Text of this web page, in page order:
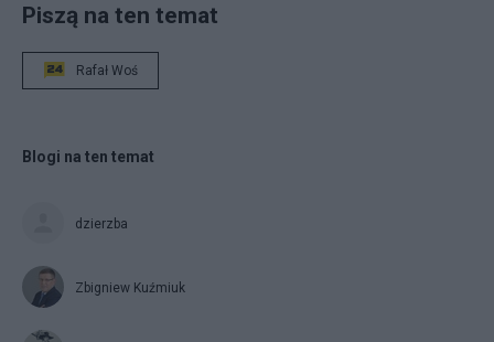
Piszą na ten temat
Rafał Woś
Blogi na ten temat
dzierzba
Zbigniew Kuźmiuk